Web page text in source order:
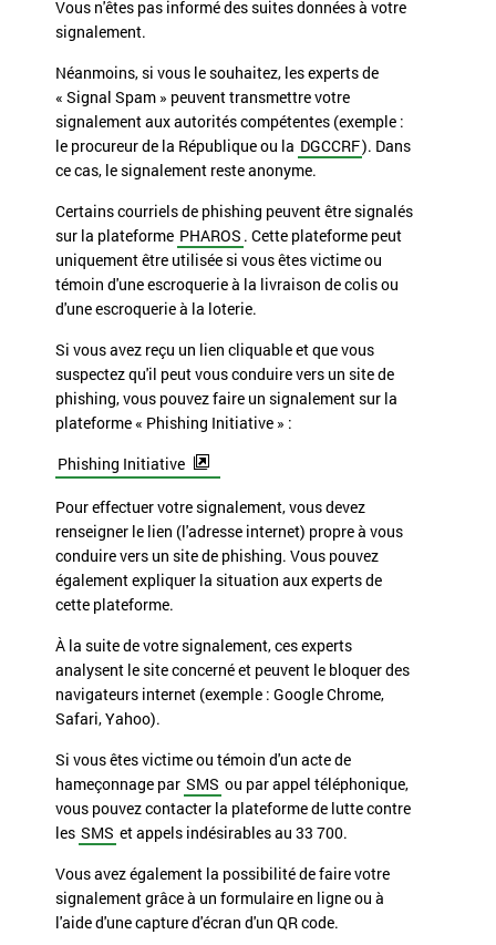
Vous n'êtes pas informé des suites données à votre
signalement.
Néanmoins, si vous le souhaitez, les experts de
« Signal Spam » peuvent transmettre votre
signalement aux autorités compétentes (exemple :
le procureur de la Républiqueou la DGCCRF). Dans
ce cas, le signalement reste anonyme.
Certains courriels de phishing peuvent être signalés
sur la plateforme PHAROS . Cette plateforme peut
uniquement être utilisée si vous êtes victime ou
témoin d'uneescroquerie à la livraison de colisou
d'uneescroquerie à la loterie.
Si vous avez reçu un lien cliquable et que vous
suspectez qu'il peut vous conduire vers un site de
phishing, vous pouvez faire un signalement sur la
plateforme « Phishing Initiative » :
Phishing Initiative
Pour effectuer votre signalement, vous devez
renseigner le lien (l'adresse internet) propre à vous
conduire vers un site de phishing. Vous pouvez
également expliquer la situation aux experts de
cette plateforme.
À la suite de votre signalement, ces experts
analysent le site concerné et peuvent le bloquer des
navigateurs internet (exemple : Google Chrome,
Safari, Yahoo).
Si vous êtes victime ou témoin d'un acte de
hameçonnage par SMS ou par appel téléphonique,
vous pouvez contacter la plateforme de lutte contre
les SMS et appels indésirables au 33 700.
Vous avez également la possibilité de faire votre
signalement grâce à un formulaire en ligne ou à
l'aide d'une capture d'écran d'un QR code.